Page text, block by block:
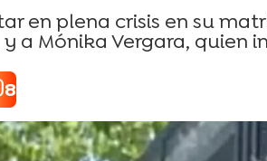
en plena crisis en su
a Mónika Vergara,
8